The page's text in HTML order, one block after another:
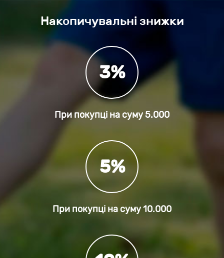
Накопичувальні знижки
3%
При покупці на суму 5.000
5%
При покупці на суму10.000